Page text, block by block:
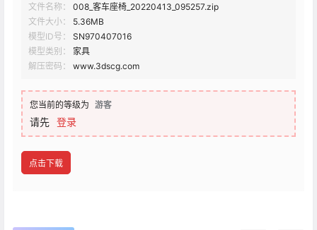
文件名称：
008_客车座椅_20220413_095257.zip
文件大小：
5.36MB
模型ID号：
SN970407016
模型类别：
家具
解压密码：
www.3dscg.com
您当前的等级为 游客
请先 登录
点击下载